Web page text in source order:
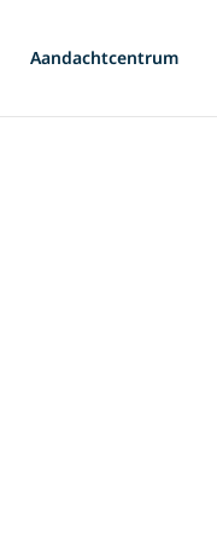
Aandachtcentrum